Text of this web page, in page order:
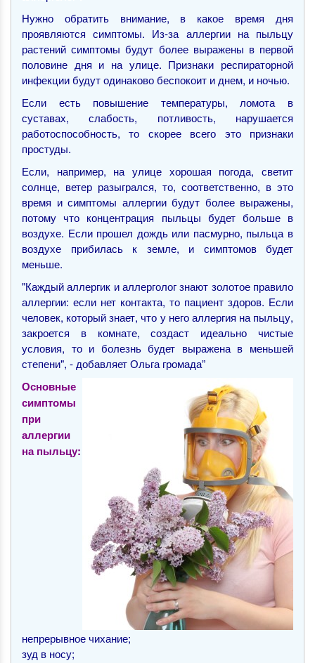
Нужно обратить внимание, в какое время дня
проявляются симптомы. Из-за аллергии на пыльцу
растений симптомы будут более выражены в первой
половине дня и на улице. Признаки респираторной
инфекции будут одинаково беспокоит и днем, и ночью.
Если есть повышение температуры, ломота в
суставах, слабость, потливость, нарушается
работоспособность, то скорее всего это признаки
простуды.
Если, например, на улице хорошая погода, светит
солнце, ветер разыгрался, то, соответственно, в это
время и симптомы аллергии будут более выражены,
потому что концентрация пыльцы будет больше в
воздухе. Если прошел дождь или пасмурно, пыльца в
воздухе прибилась к земле, и симптомов будет
меньше.
"Каждый аллергик и аллерголог знают золотое правило
аллергии: если нет контакта, то пациент здоров. Если
человек, который знает, что у него аллергия на пыльцу,
закроется в комнате, создаст идеально чистые
условия, то и болезнь будет выражена в меньшей
степени", - добавляет Ольга громада”
Основные
симптомы
при
аллергии
на пыльцу:
непрерывное чихание;
зуд в носу;